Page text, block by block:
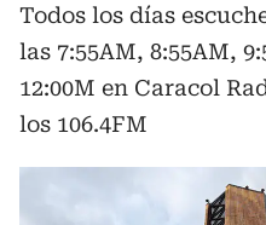
Todos los días
las 7:55AM, 8:55AM,
12:00M en Caracol
los 106.4FM